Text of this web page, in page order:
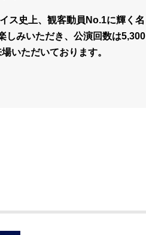
ス史上、観客動員No.1に輝く名
しみいただき、公演回数は5,300
いただいております。